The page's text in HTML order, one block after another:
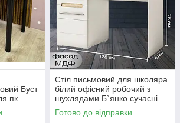
Буст
пк
школяра
столи
Стіл письмовий для школяра
білий офісний робочий з
шухлядами Б`янко сучасні
письмові столи дитячі шкільні
для навчання
Готово до відправки